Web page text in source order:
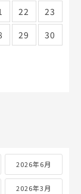
22
23
29
30
2026年6月
2026年3月